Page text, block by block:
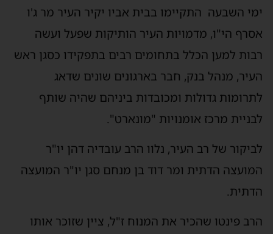
ימי השבעה התקיימו בבית אביו יקיר העיר מר ג'ו
אסרף הי"ו, מדמויות העיר הותיקות שפעל ועשה
רבות למען הכלל בתחומים רבים בתפקידו כסגן ראש
העיר, מנהל בנק, חבר בארגונים שונים שדאג
לתרומות גדולות ומכובדות ביניהם שהיה שותף
לבניית מרכז אומנויות "מונארט".
לביקור של רב העיר, נלוו הרב עובדיה דהן יו"ר
המועצה הדתית ומר דוד בן מנחם סגן יו"ר המועצה
הדתית.
הרב פינטו שהכיר את המנוח ז"ל, ציין שזוכר אותו